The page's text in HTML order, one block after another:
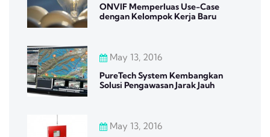
ONVIF Memperluas Use-Case
dengan Kelompok Kerja Baru
May 13, 2016
PureTech System Kembangkan
Solusi Pengawasan Jarak Jauh
May 13, 2016